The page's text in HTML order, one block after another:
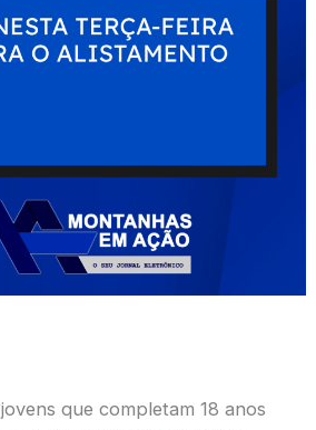
que completam 18 anos